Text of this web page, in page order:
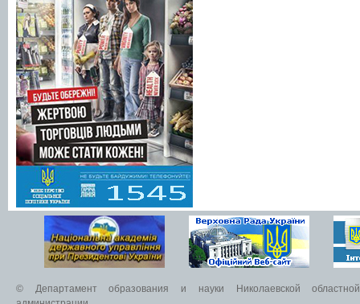
© Департамент образования и науки Николаевской областной